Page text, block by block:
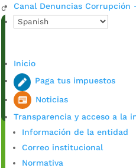
Canal Denuncias Corrupción
Inicio
Paga tus impuestos
Noticias
Transparencia y acceso a la
Información de la entidad
Correo institucional
Normativa
de herramientas a